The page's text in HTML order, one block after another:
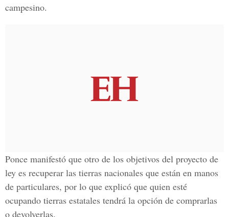
campesino.
Ponce manifestó que otro de los objetivos del proyecto de
ley es recuperar las tierras nacionales que están en manos
de particulares, por lo que explicó que quien esté
ocupando tierras estatales tendrá la opción de comprarlas
o devolverlas.